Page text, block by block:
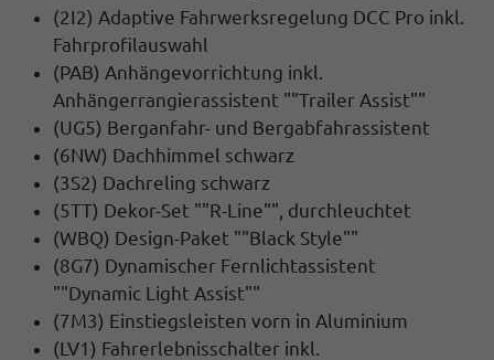
(2I2) Adaptive Fahrwerksregelung DCC Pro inkl.
Fahrprofilauswahl
(PAB) Anhängevorrichtung inkl.
Anhängerrangierassistent ""Trailer Assist""
(UG5) Berganfahr- und Bergabfahrassistent
(6NW) Dachhimmel schwarz
(3S2) Dachreling schwarz
(5TT) Dekor-Set ""R-Line"", durchleuchtet
(WBQ) Design-Paket ""Black Style""
(8G7) Dynamischer Fernlichtassistent
""Dynamic Light Assist""
(7M3) Einstiegsleisten vorn in Aluminium
(LV1) Fahrerlebnisschalter inkl.